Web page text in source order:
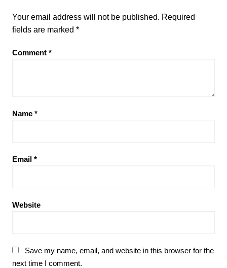
Your email address will not be published. Required
fields are marked *
Comment *
Name *
Email *
Website
Save my name, email, and website in this browser for the
next time I comment.